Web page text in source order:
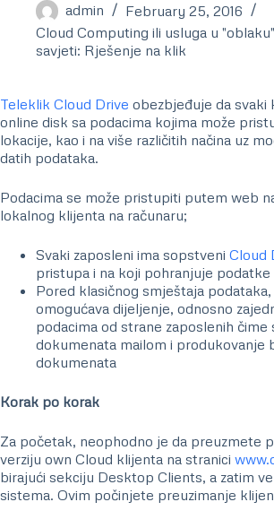
admin
February 25, 2016
Cloud Computing ili usluga u "oblaku"
savjeti: Rješenje na klik
Teleklik Cloud Drive obezbjeđuje da svaki
online disk sa podacima kojima može
lokacije, kao i na više različitih načina uz
datih podataka.
Podacima se može pristupiti putem web
lokalnog klijenta na računaru;
Svaki zaposleni ima sopstveni Cloud
pristupa i na koji pohranjuje podatke
Pored klasičnog smještaja
omogućava dijeljenje, odnosno
podacima od strane zaposlenih čime
dokumenata mailom i produkovanje
dokumenata
Korak po korak
Za početak, neophodno je da preuzmete
verziju own Cloud klijenta na stranici
birajući sekciju Desktop Clients, a zatim
sistema. Ovim počinjete preuzimanje